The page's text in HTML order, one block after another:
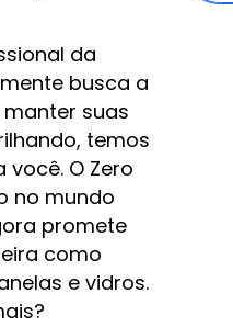
da
busca a
suas
temos
O Zero
no mundo
promete
como
e vidros.